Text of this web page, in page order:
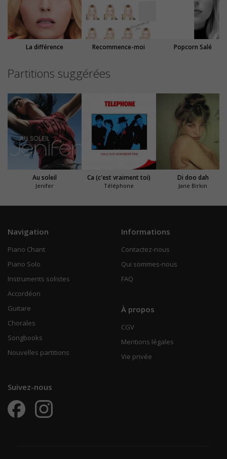
La différence Recommence-moi Popcorn Salé
Partitions suggérées
Au soleil
Jenifer
Ca (c'est vraiment toi)
Téléphone
Di doo dah
Jane Birkin
Navigation
Piano Chant
Piano Solo
Instruments solistes
Accordéon
Guitare
Chorales
Songbooks
Nouvelles partitions
Informations
Contactez-nous
Qui sommes-nous
FAQ
À propos
CGV
Mentions légales
Vie privée
Suivez-nous